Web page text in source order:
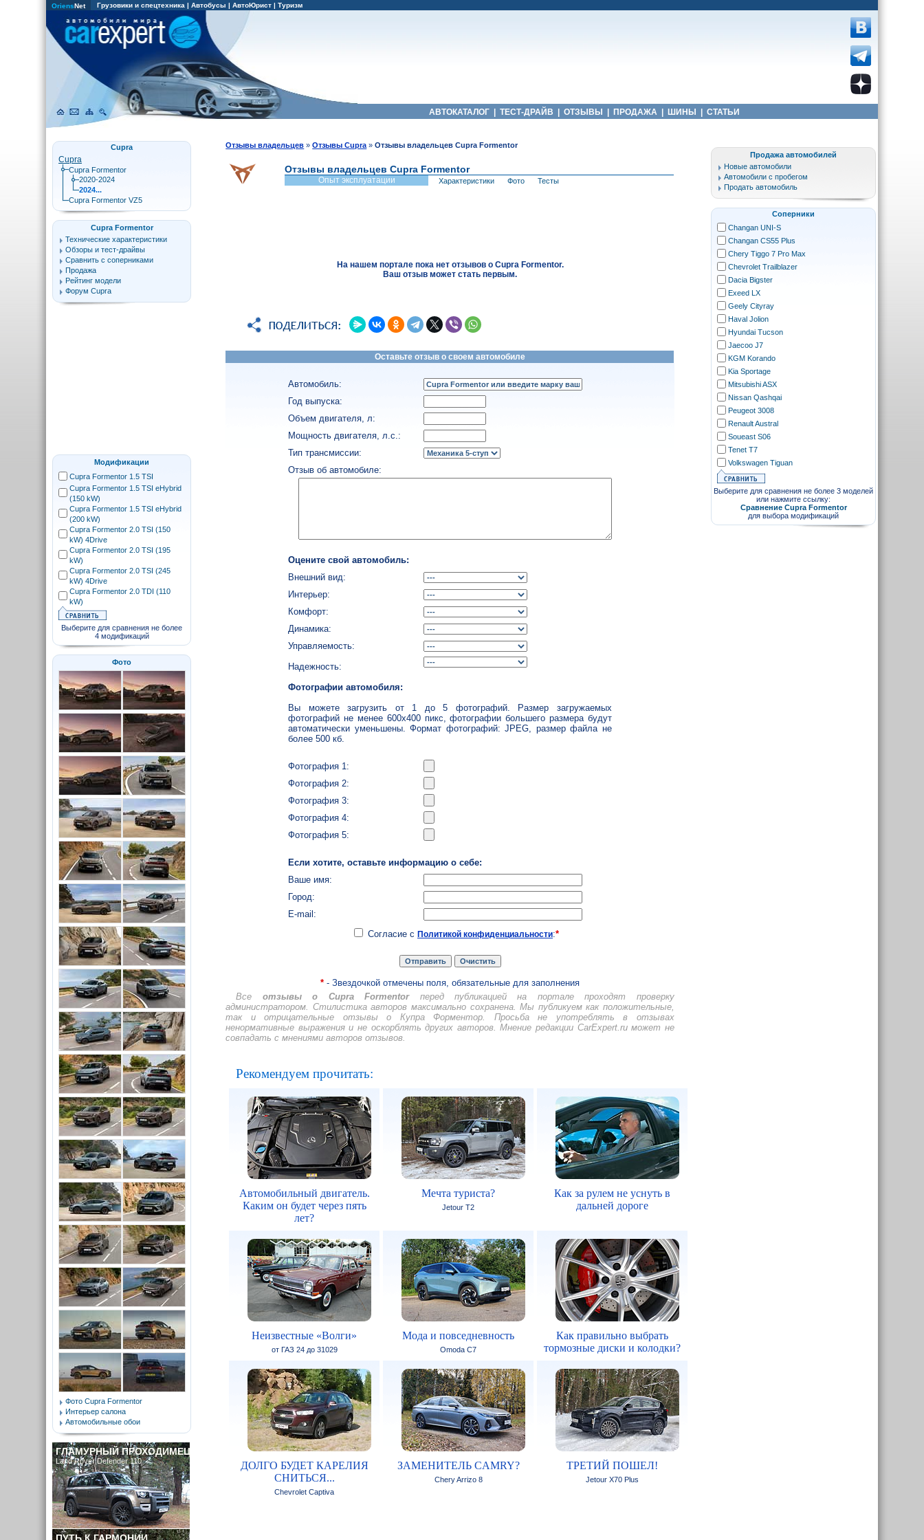
OriensNet Грузовики и спецтехника | Автобусы | АвтоЮрист | Туризм
АВТОКАТАЛОГ ТЕСТ-ДРАЙВ ОТЗЫВЫ ПРОДАЖА ШИНЫ СТАТЬИ
Отзывы владельцев »Отзывы Cupra »Отзывы владельцев Cupra Formentor
Отзывы владельцев Cupra Formentor
Опыт эксплуатации Характеристики Фото Тесты
На нашем портале пока нет отзывов о Cupra Formentor.
Ваш отзыв может стать первым.
Оставьте отзыв о своем автомобиле
Автомобиль:
Год выпуска:
Объем двигателя, л:
Мощность двигателя, л.с.:
Тип трансмиссии:
Отзыв об автомобиле:
Оцените свой автомобиль:
Внешний вид:
Интерьер:
Комфорт:
Динамика:
Управляемость:
Надежность:
Фотографии автомобиля:
Вы можете загрузить от 1 до 5 фотографий. Размер загружаемых
фотографий не менее 600x400 пикс, фотографии большего размера будут
автоматически уменьшены. Формат фотографий: JPEG, размер файла не
более 500 кб.
Фотография 1:
Фотография 2:
Фотография 3:
Фотография 4:
Фотография 5:
Если хотите, оставьте информацию о себе:
Ваше имя:
Город:
E-mail:
Согласие с Политикой конфиденциальности:*
* - Звездочкой отмечены поля, обязательные для заполнения
Все отзывы о Cupra Formentorперед публикацией на портале проходят проверку
администратором. Стилистика авторов максимально сохранена. Мы публикуем как положительные,
так и отрицательные отзывы о Купра Форментор. Просьба не употреблять в отзывах
ненормативные выражения и не оскорблять других авторов. Мнение редакции CarExpert.ru может не
совпадать с мнениями авторов отзывов.
Рекомендуем прочитать:
Автомобильный двигатель.
Каким он будет через пять
лет?
Мечта туриста?
Jetour T2
Как за рулем не уснуть в
дальней дороге
Неизвестные «Волги»
от ГАЗ 24 до 31029
Мода и повседневность
Omoda C7
Как правильно выбрать
тормозные диски и колодки?
ДОЛГО БУДЕТ КАРЕЛИЯ
СНИТЬСЯ...
Chevrolet Captiva
ЗАМЕНИТЕЛЬ CAMRY?
Chery Arrizo 8
ТРЕТИЙ ПОШЕЛ!
Jetour X70 Plus
Cupra
Cupra
Cupra Formentor
2020-2024
2024...
Cupra Formentor VZ5
Cupra Formentor
Технические характеристики
Обзоры и тест-драйвы
Сравнить с соперниками
Продажа
Рейтинг модели
Форум Cupra
Модификации
Cupra Formentor 1.5 TSI
Cupra Formentor 1.5 TSI eHybrid
(150 kW)
Cupra Formentor 1.5 TSI eHybrid
(200 kW)
Cupra Formentor 2.0 TSI (150
kW) 4Drive
Cupra Formentor 2.0 TSI (195
kW)
Cupra Formentor 2.0 TSI (245
kW) 4Drive
Cupra Formentor 2.0 TDI (110
kW)
Выберите для сравнения не более
4 модификаций
Фото
Фото Cupra Formentor
Интерьер салона
Автомобильные обои
ГЛАМУРНЫЙ ПРОХОДИМЕЦ
Land Rover Defender 110
Продажа автомобилей
Новые автомобили
Автомобили с пробегом
Продать автомобиль
Соперники
Changan UNI-S
Changan CS55 Plus
Chery Tiggo 7 Pro Max
Chevrolet Trailblazer
Dacia Bigster
Exeed LX
Geely Cityray
Haval Jolion
Hyundai Tucson
Jaecoo J7
KGM Korando
Kia Sportage
Mitsubishi ASX
Nissan Qashqai
Peugeot 3008
Renault Austral
Soueast S06
Tenet T7
Volkswagen Tiguan
Выберите для сравнения не более 3 моделей
или нажмите ссылку:
Сравнение Cupra Formentor
для выбора модификаций